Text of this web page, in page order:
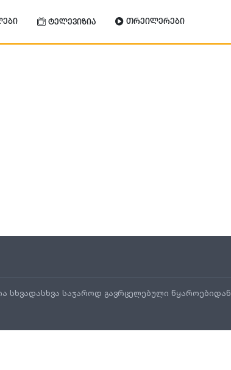
ტელევიზია თრეილერები
სხვადასხვა საჯაროდ გავრცელებული წყაროებიდან.